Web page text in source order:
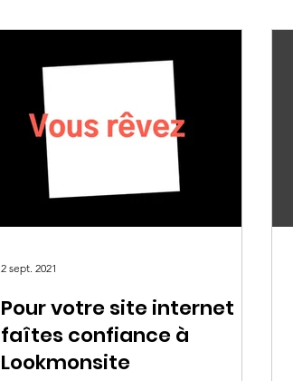
Pour votre site internet
faîtes confiance à
Lookmonsite
2 sept. 2021